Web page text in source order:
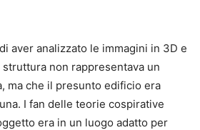
aver analizzato le immagini in 3D e
non rappresentava un
ma che il presunto edificio era
I fan delle teorie cospirative
era in un luogo adatto per